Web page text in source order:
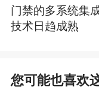
门禁的多系统集
技术日趋成熟
您可能也喜欢